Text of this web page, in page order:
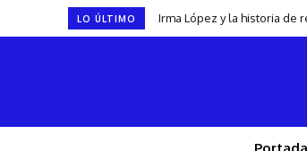
LO ÚLTIMO Irma López y la historia de